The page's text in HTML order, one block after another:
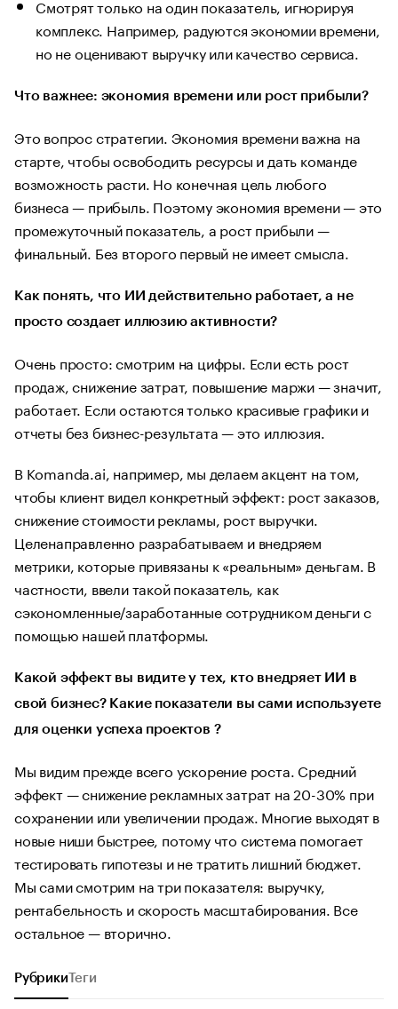
Смотрят только на один показатель, игнорируя
комплекс. Например, радуются экономии времени,
но не оценивают выручку или качество сервиса.
Что важнее: экономия времени или рост прибыли?
Это вопрос стратегии. Экономия времени важна на
старте, чтобы освободить ресурсы и дать команде
возможность расти. Но конечная цель любого
бизнеса — прибыль. Поэтому экономия времени — это
промежуточный показатель, а рост прибыли —
финальный. Без второго первый не имеет смысла.
Как понять, что ИИ действительно работает, а не
просто создает иллюзию активности?
Очень просто: смотрим на цифры. Если есть рост
продаж, снижение затрат, повышение маржи — значит,
работает. Если остаются только красивые графики и
отчеты без бизнес-результата — это иллюзия.
В Komanda.ai, например, мы делаем акцент на том,
чтобы клиент видел конкретный эффект: рост заказов,
снижение стоимости рекламы, рост выручки.
Целенаправленно разрабатываем и внедряем
метрики, которые привязаны к «реальным» деньгам. В
частности, ввели такой показатель, как
сэкономленные/заработанные сотрудником деньги с
помощью нашей платформы.
Какой эффект вы видите у тех, кто внедряет ИИ в
свой бизнес? Какие показатели вы сами используете
для оценки успеха проектов ?
Мы видим прежде всего ускорение роста. Средний
эффект — снижение рекламных затрат на 20-30% при
сохранении или увеличении продаж. Многие выходят в
новые ниши быстрее, потому что система помогает
тестировать гипотезы и не тратить лишний бюджет.
Мы сами смотрим на три показателя: выручку,
рентабельность и скорость масштабирования. Все
остальное — вторично.
Рубрики Теги